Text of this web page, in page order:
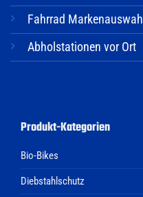
Fahrrad Markenauswahl
Abholstationen vor Ort
Produkt-Kategorien
Bio-Bikes
Diebstahlschutz